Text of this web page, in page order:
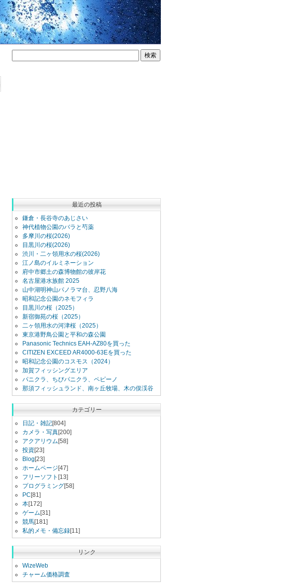
最近の投稿
鎌倉・長谷寺のあじさい
神代植物公園のバラと芍薬
多摩川の桜(2026)
目黒川の桜(2026)
渋川・二ヶ領用水の桜(2026)
江ノ島のイルミネーション
府中市郷土の森博物館の彼岸花
名古屋港水族館 2025
山中湖明神山パノラマ台、忍野八海
昭和記念公園のネモフィラ
目黒川の桜（2025）
新宿御苑の桜（2025）
二ヶ領用水の河津桜（2025）
東京港野鳥公園と平和の森公園
Panasonic Technics EAH-AZ80を買った
CITIZEN EXCEED AR4000-63Eを買った
昭和記念公園のコスモス（2024）
加賀フィッシングエリア
パニクラ、ちびパニクラ、ペピーノ
那須フィッシュランド、南ヶ丘牧場、木の俣渓谷
カテゴリー
日記・雑記[804]
カメラ・写真[200]
アクアリウム [58]
投資[23]
Blog [23]
ホームページ [47]
フリーソフト [13]
プログラミング[58]
PC [81]
本[172]
ゲーム [31]
競馬[181]
私的メモ・備忘録[11]
リンク
WizeWeb
チャーム価格調査